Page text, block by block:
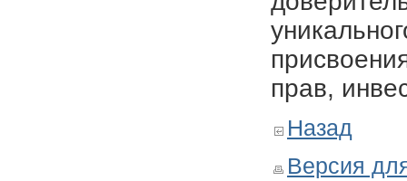
прав,
Назад
Версия